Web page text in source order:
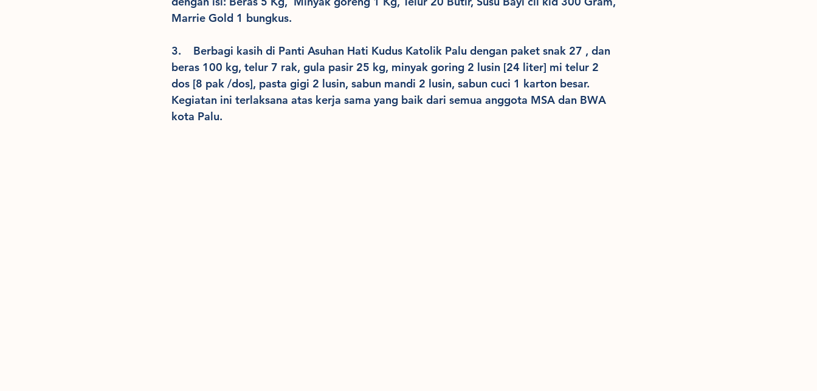
Marrie Gold 1 bungkus.
3.    Berbagi kasih di Panti Asuhan Hati Kudus Katolik Palu dengan paket snak 27 , dan
beras 100 kg, telur 7 rak, gula pasir 25 kg, minyak goring 2 lusin [24 liter] mi telur 2
dos [8 pak /dos], pasta gigi 2 lusin, sabun mandi 2 lusin, sabun cuci 1 karton besar.
Kegiatan ini terlaksana atas kerja sama yang baik dari semua anggota MSA dan BWA
kota Palu.